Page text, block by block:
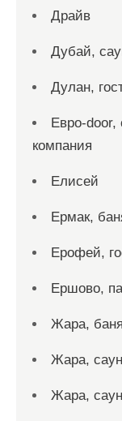
Драйв
Дубай,
Дулан,
Евро-door,
компания
Елисей
Ермак,
Ерофей,
Ершово,
Жара, баня
Жара,
Жара,